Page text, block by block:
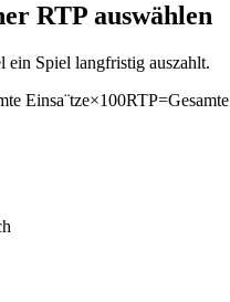
RTP auswählen
ein Spiel langfristig auszahlt.